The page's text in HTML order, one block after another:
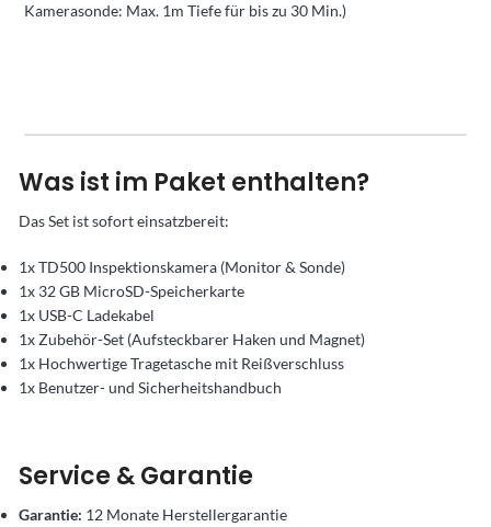
Kamerasonde: Max. 1m Tiefe für bis zu 30 Min.)
Was ist im Paket enthalten?
Das Set ist sofort einsatzbereit:
1x TD500 Inspektionskamera (Monitor & Sonde)
1x 32 GB MicroSD-Speicherkarte
1x USB-C Ladekabel
1x Zubehör-Set (Aufsteckbarer Haken und Magnet)
1x Hochwertige Tragetasche mit Reißverschluss
1x Benutzer- und Sicherheitshandbuch
Service & Garantie
Garantie: 12 Monate Herstellergarantie